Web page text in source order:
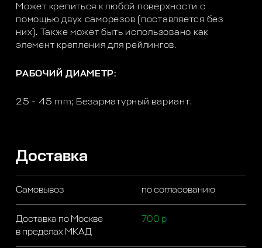
Может крепиться к любой поверхности с
помощью двух саморезов (поставляется без
них). Также может быть использовано как
элемент крепления для рейлингов.
РАБОЧИЙ ДИАМЕТР:
25 - 45 mm; Безарматурный вариант.
Доставка
Самовывоз по согласованию
Доставка по Москве
в пределах МКАД
700 р